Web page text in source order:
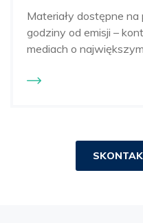
Materiały dostępne
godziny od emisji –
mediach o